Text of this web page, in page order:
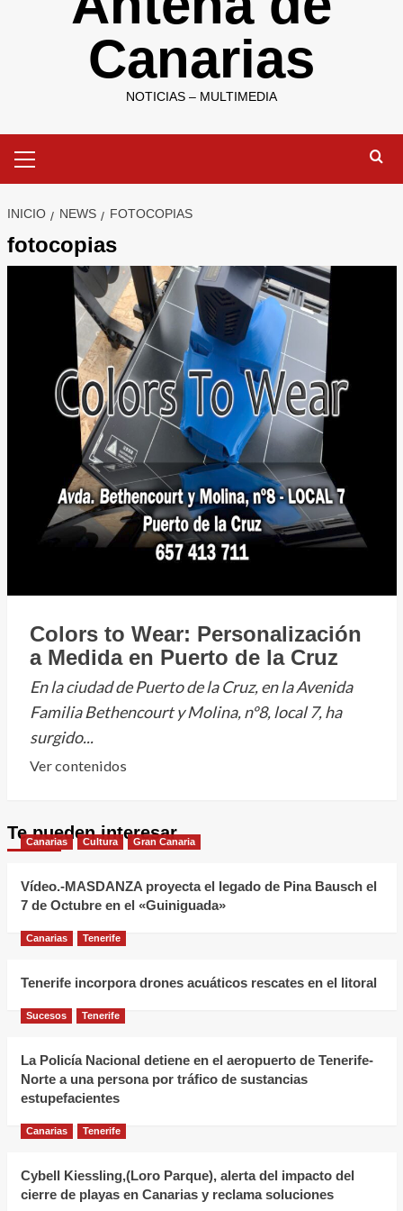
Canarias
NOTICIAS – MULTIMEDIA
primario
INICIO NEWS FOTOCOPIAS
fotocopias
Colors to Wear: Personalización
a Medida en Puerto de la Cruz
En la ciudad de Puerto de la Cruz, en la Avenida
Familia Bethencourt y Molina, nº8, local 7, ha
surgido...
Ver contenidosLeer
Colors
to
Personalización
Medida
Puerto
Cruz
Te pueden interesar
Canarias Cultura Gran Canaria
Vídeo.-MASDANZA proyecta el legado de Pina Bausch el
7 de Octubre en el «Guiniguada»
Canarias Tenerife
Tenerife incorpora drones acuáticos rescates en el litoral
Sucesos Tenerife
La Policía Nacional detiene en el aeropuerto de Tenerife-
Norte a una persona por tráfico de sustancias
estupefacientes
Canarias Tenerife
Cybell Kiessling,(Loro Parque), alerta del impacto del
cierre de playas en Canarias y reclama soluciones